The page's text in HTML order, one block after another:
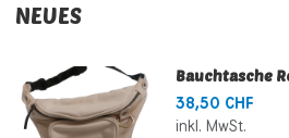
NEUES
Bauchtasche
38,50 CHF
inkl. MwSt.